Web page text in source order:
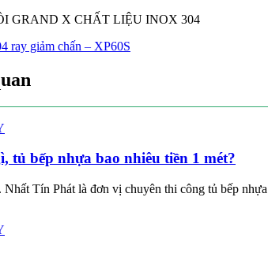
GRAND X CHẤT LIỆU INOX 304
ray giảm chấn – XP60S
tủ bếp nhựa bao nhiêu tiền 1 mét?
Nhất Tín Phát là đơn vị chuyên thi công tủ bếp